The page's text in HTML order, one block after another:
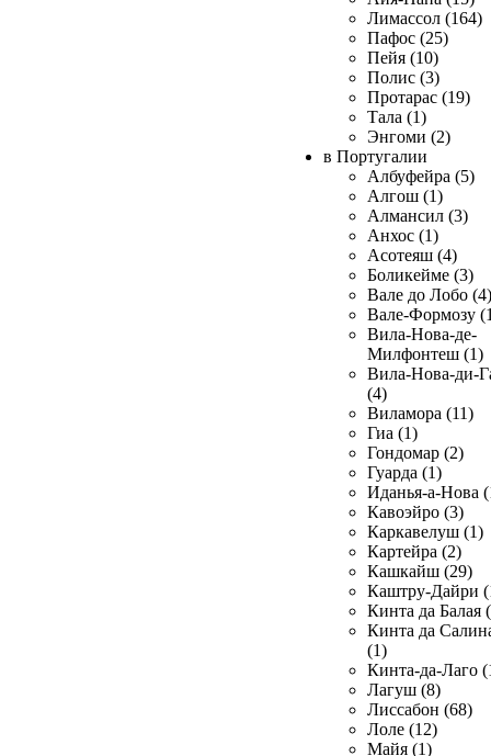
Лимассол (164)
Пафос (25)
Пейя (10)
Полис (3)
Протарас (19)
Тала (1)
Энгоми (2)
в Португалии
Албуфейра (5)
Алгош (1)
Алмансил (3)
Анхос (1)
Асотеяш (4)
Боликейме (3)
Вале до Лобо (4)
Вале-Формозу
Вила-Нова-де-
Милфонтеш (1)
Вила-Нова-ди-
(4)
Виламора (11)
Гиа (1)
Гондомар (2)
Гуарда (1)
Иданья-а-Нова
Кавоэйро (3)
Каркавелуш (1)
Картейра (2)
Кашкайш (29)
Каштру-Дайри
Кинта да Балая
Кинта да
(1)
Кинта-да-Лаго
Лагуш (8)
Лиссабон (68)
Лоле (12)
Майя (1)